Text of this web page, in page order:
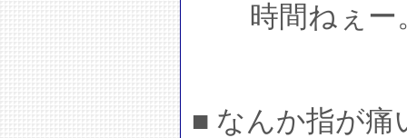
時間ねぇー
■ なんか指が痛